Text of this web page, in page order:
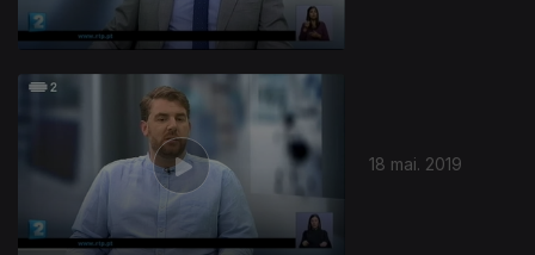
18 mai. 2019